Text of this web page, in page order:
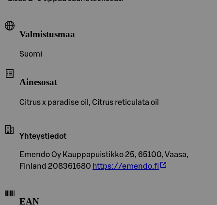
Valmistusmaa
Suomi
Ainesosat
Citrus x paradise oil, Citrus reticulata oil
Yhteystiedot
Emendo Oy Kauppapuistikko 25, 65100, Vaasa,
Finland 208361680 https://emendo.fi
EAN